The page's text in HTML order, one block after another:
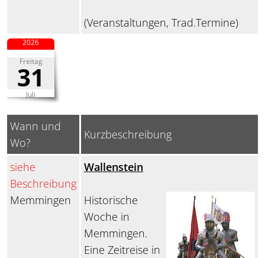
(Veranstaltungen, Trad.Termine)
Freitag
31
Juli
2026
Wann und
Wo?
Kurzbeschreibung
siehe
Beschreibung
Memmingen
Wallenstein
Historische
Woche in
Memmingen.
Eine Zeitreise in